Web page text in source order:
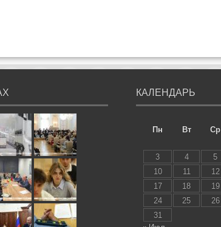
КАЛЕНДАРЬ
Пн
Вт Ср
3
4 5
10
11 12
17
18 19
24
25 26
31